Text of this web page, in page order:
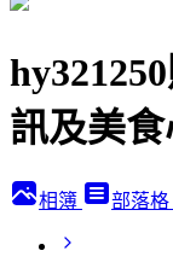
訊及美
相簿 部落格